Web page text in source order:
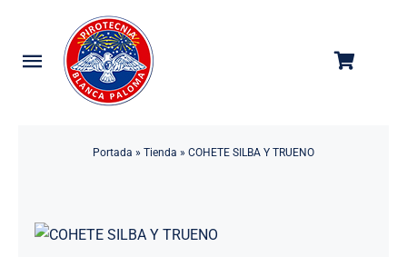
contenido
Toggle
Navigation
Empresa
Portada » Tienda » COHETE SILBA Y TRUENO